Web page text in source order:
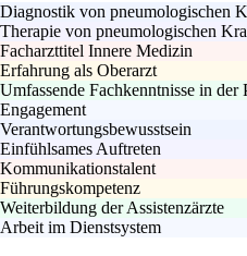
Diagnostik von pneumologischen
Therapie von pneumologischen
Facharzttitel Innere Medizin
Erfahrung als Oberarzt
Umfassende Fachkenntnisse in der
Engagement
Verantwortungsbewusstsein
Einfühlsames Auftreten
Kommunikationstalent
Führungskompetenz
Weiterbildung der Assistenzärzte
Arbeit im Dienstsystem